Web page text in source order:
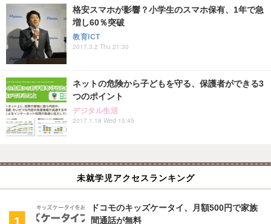
格安スマホが影響？小学生のスマホ保有、1年で急
増し60％突破
教育ICT
2017.3.2 Thu 21:30
ネットの危険から子どもを守る、保護者ができる3
つのポイント
デジタル生活
2017.1.18 Wed 15:45
未就学児アクセスランキング
ドコモのキッズケータイ、月額500円で家族
間通話が無料